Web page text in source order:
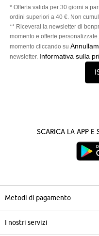
* Offerta valida per 30 giorni a
ordini superiori a 40 €. Non
** Riceverai la newsletter di
momento e offerte
momento cliccando su
newsletter. Informativa sulla
Scarica la App
Metodi di pagamento
I nostri servizi